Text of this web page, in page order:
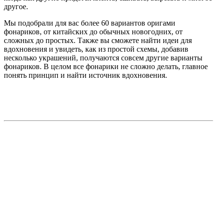
другое.
Мы подобрали для вас более 60 вариантов оригами
фонариков, от китайских до обычных новогодних, от
сложных до простых. Также вы сможете найти идеи для
вдохновения и увидеть, как из простой схемы, добавив
несколько украшений, получаются совсем другие варианты
фонариков. В целом все фонарики не сложно делать, главное
понять принцип и найти источник вдохновения.